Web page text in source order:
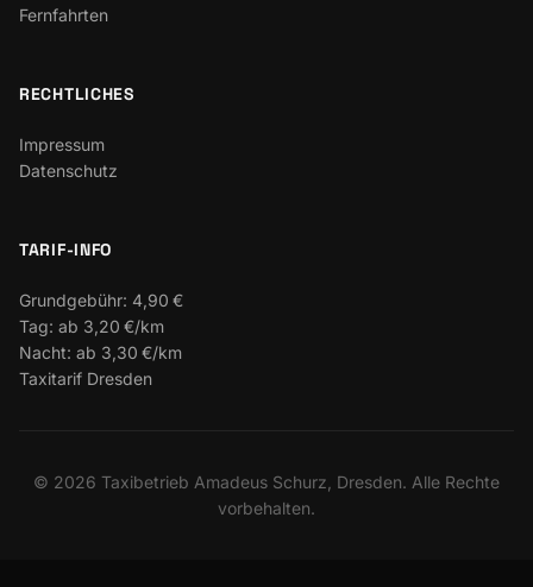
Fernfahrten
RECHTLICHES
Impressum
Datenschutz
TARIF-INFO
Grundgebühr: 4,90 €
Tag: ab 3,20 €/km
Nacht: ab 3,30 €/km
Taxitarif Dresden
© 2026 Taxibetrieb Amadeus Schurz, Dresden. Alle Rechte
vorbehalten.